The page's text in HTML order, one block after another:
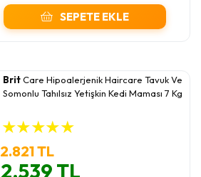
SEPETE EKLE
BritCare Hipoalerjenik Haircare Tavuk Ve
Somonlu Tahılsız Yetişkin Kedi Maması 7 Kg
★★★★★
2.821 TL
2.539 TL